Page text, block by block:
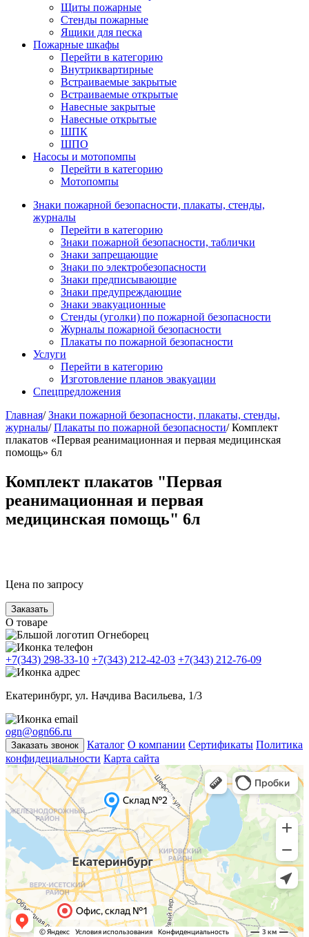
Щиты пожарные
Стенды пожарные
Ящики для песка
Пожарные шкафы
Перейти в категорию
Внутриквартирные
Встраиваемые закрытые
Встраиваемые открытые
Навесные закрытые
Навесные открытые
ШПК
ШПО
Насосы и мотопомпы
Перейти в категорию
Мотопомпы
Знаки пожарной безопасности, плакаты, стенды,
журналы
Перейти в категорию
Знаки пожарной безопасности, таблички
Знаки запрещающие
Знаки по электробезопасности
Знаки предписывающие
Знаки предупреждающие
Знаки эвакуационные
Стенды (уголки) по пожарной безопасности
Журналы пожарной безопасности
Плакаты по пожарной безопасности
Услуги
Перейти в категорию
Изготовление планов эвакуации
Спецпредложения
Главная/Знаки пожарной безопасности, плакаты, стенды,
журналы/Плакаты по пожарной безопасности/ Комплект
плакатов «Первая реанимационная и первая медицинская
помощь» 6л
Комплект плакатов "Первая
реанимационная и первая
медицинская помощь" 6л
Цена по запросу
Заказать
О товаре
+7(343) 298-33-10 +7(343) 212-42-03 +7(343) 212-76-09
Екатеринбург, ул. Начдива Васильева, 1/3
ogn@ogn66.ru
Заказать звонок Каталог О компании Сертификаты Политика
конфидециальности Карта сайта